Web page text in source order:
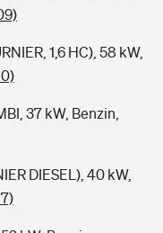
1,6 HC), 58 kW,
37 kW, Benzin,
DIESEL), 40 kW,